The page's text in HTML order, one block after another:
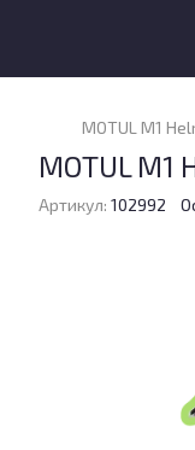
MOTUL M1
MOTUL M1
Артикул: 102992